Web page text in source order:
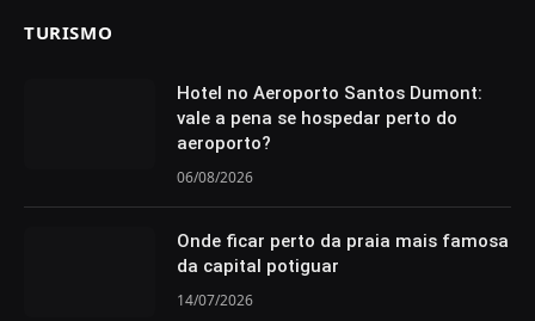
TURISMO
Hotel no Aeroporto Santos Dumont:
vale a pena se hospedar perto do
aeroporto?
06/08/2026
Onde ficar perto da praia mais famosa
da capital potiguar
14/07/2026